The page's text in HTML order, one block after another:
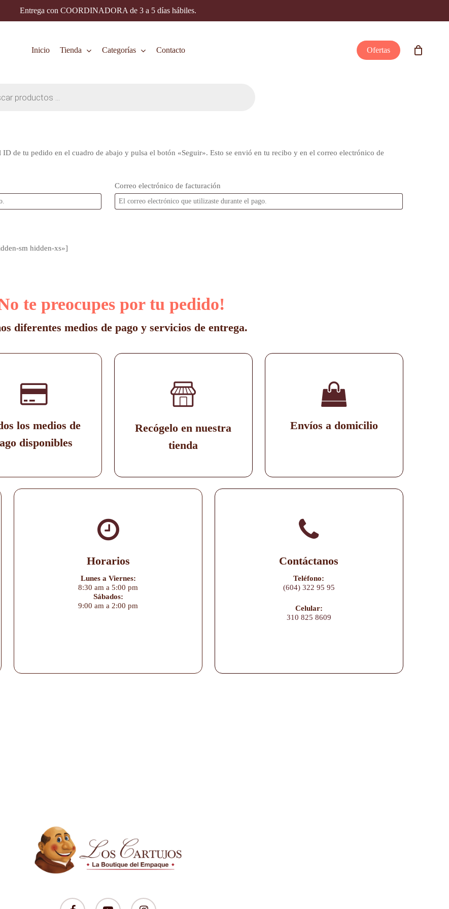
Entrega con COORDINADORA de 3 a 5 días hábiles.
Inicio Tienda Categorías Contacto Ofertas
de tu pedido en el cuadro de abajo y pulsa el botón «Seguir». Esto se envió en tu recibo y en el correo electrónico de
Correo electrónico de facturación
sm hidden-xs»]
te preocupes por tu pedido!
diferentes medios de pago y servicios de entrega.
los medios de
disponibles
Recógelo en nuestra
tienda
Envíos a domicilio
Horarios
Lunes a Viernes:
8:30 am a 5:00 pm
Sábados:
9:00 am a 2:00 pm
Contáctanos
Teléfono:
(604) 322 95 95
Celular:
310 825 8609
facebook youtube instagram